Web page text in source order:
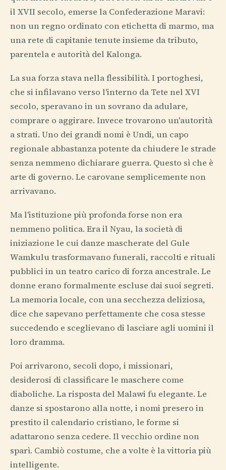
il XVII secolo, emerse la Confederazione Maravi:
non un regno ordinato con etichetta di marmo, ma
una rete di capitanie tenute insieme da tributo,
parentela e autorità del Kalonga.
La sua forza stava nella flessibilità. I portoghesi,
che si infilavano verso l'interno da Tete nel XVI
secolo, speravano in un sovrano da adulare,
comprare o aggirare. Invece trovarono un'autorità
a strati. Uno dei grandi nomi è Undi, un capo
regionale abbastanza potente da chiudere le strade
senza nemmeno dichiarare guerra. Questo sì che è
arte di governo. Le carovane semplicemente non
arrivavano.
Ma l'istituzione più profonda forse non era
nemmeno politica. Era il Nyau, la società di
iniziazione le cui danze mascherate del Gule
Wamkulu trasformavano funerali, raccolti e rituali
pubblici in un teatro carico di forza ancestrale. Le
donne erano formalmente escluse dai suoi segreti.
La memoria locale, con una secchezza deliziosa,
dice che sapevano perfettamente che cosa stesse
succedendo e sceglievano di lasciare agli uomini il
loro dramma.
Poi arrivarono, secoli dopo, i missionari,
desiderosi di classificare le maschere come
diaboliche. La risposta del Malawi fu elegante. Le
danze si spostarono alla notte, i nomi presero in
prestito il calendario cristiano, le forme si
adattarono senza cedere. Il vecchio ordine non
sparì. Cambiò costume, che a volte è la vittoria più
intelligente.